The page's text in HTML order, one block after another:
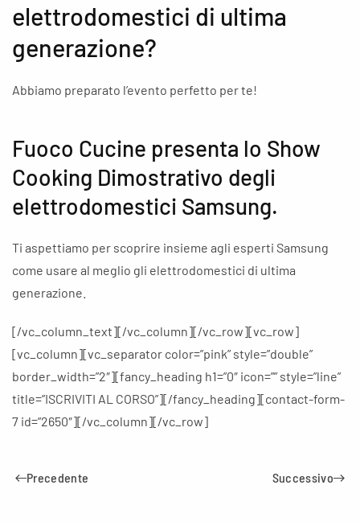
elettrodomestici di ultima
generazione?
Abbiamo preparato l’evento perfetto per te!
Fuoco Cucine presenta lo Show
Cooking Dimostrativo degli
elettrodomestici Samsung.
Ti aspettiamo per scoprire insieme agli esperti Samsung
come usare al meglio gli elettrodomestici di ultima
generazione.
[/vc_column_text][/vc_column][/vc_row][vc_row]
[vc_column][vc_separator color=”pink” style=”double”
border_width=”2″][fancy_heading h1=”0″ icon=”” style=”line”
title=”ISCRIVITI AL CORSO”][/fancy_heading][contact-form-
7 id=”2650″][/vc_column][/vc_row]
Precedente Successivo